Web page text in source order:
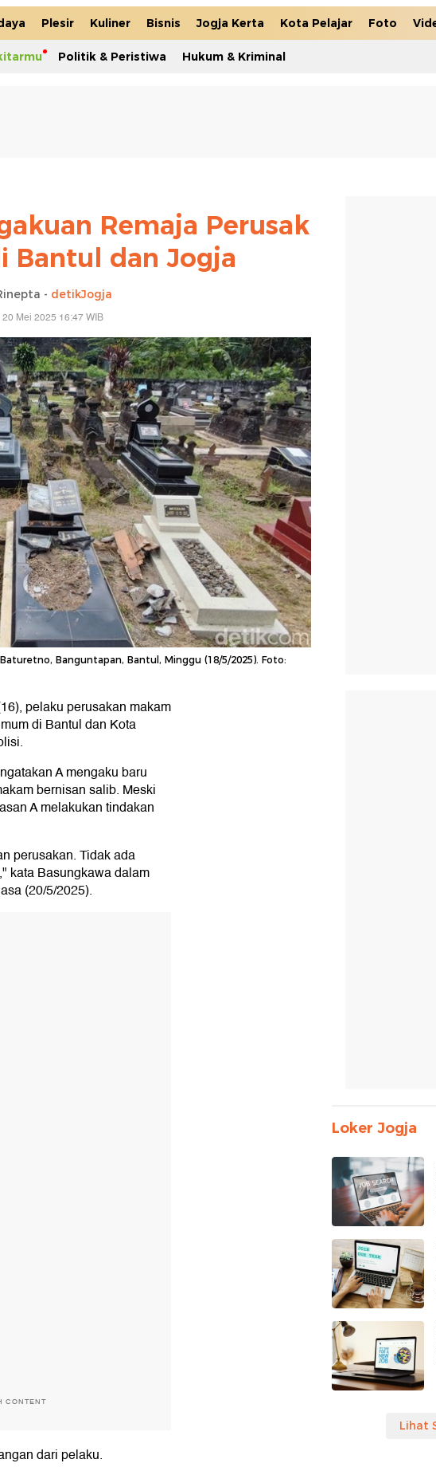
Plesir Kuliner Bisnis Jogja Kerta Kota Pelajar Foto
Politik & Peristiwa Hukum & Kriminal
Remaja Perusak
Bantul dan Jogja
- detikJogja
Mei 2025 16:47 WIB
Banguntapan, Bantul, Minggu (18/5/2025). Foto:
pelaku perusakan makam
di Bantul dan Kota
A mengaku baru
bernisan salib. Meski
A melakukan tindakan
perusakan. Tidak ada
kata Basungkawa dalam
(20/5/2025).
CONTENT
dari pelaku.
Loker Jogja
Lihat